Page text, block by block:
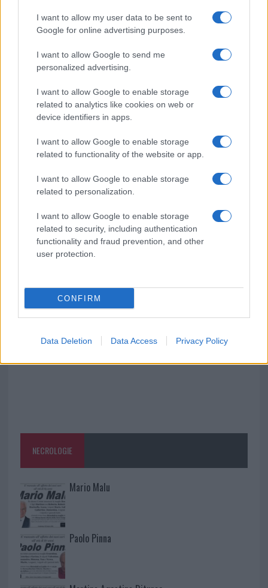
I want to allow my user data to be sent to
Google for online advertising purposes.
I want to allow Google to send me
personalized advertising.
I want to allow Google to enable storage
related to analytics like cookies on web or
device identifiers in apps.
I want to allow Google to enable storage
related to functionality of the website or app.
I want to allow Google to enable storage
related to personalization.
I want to allow Google to enable storage
related to security, including authentication
functionality and fraud prevention, and other
user protection.
CONFIRM
Data Deletion Data Access Privacy Policy
Michelle Hunziker in Gallura, bella anche dal
accoglienza minori chiude
esplode la protesta
Pausa caffè impeccabile: come scegliere la
soluzione ideale per la casa e l’ufficio
Monte Pino, la fine di un lungo dolore: storia e
rinascita della strada che segnò la Gallura
la rete elettrica
NECROLOGIE
Mario Malu
Paolo Pinna